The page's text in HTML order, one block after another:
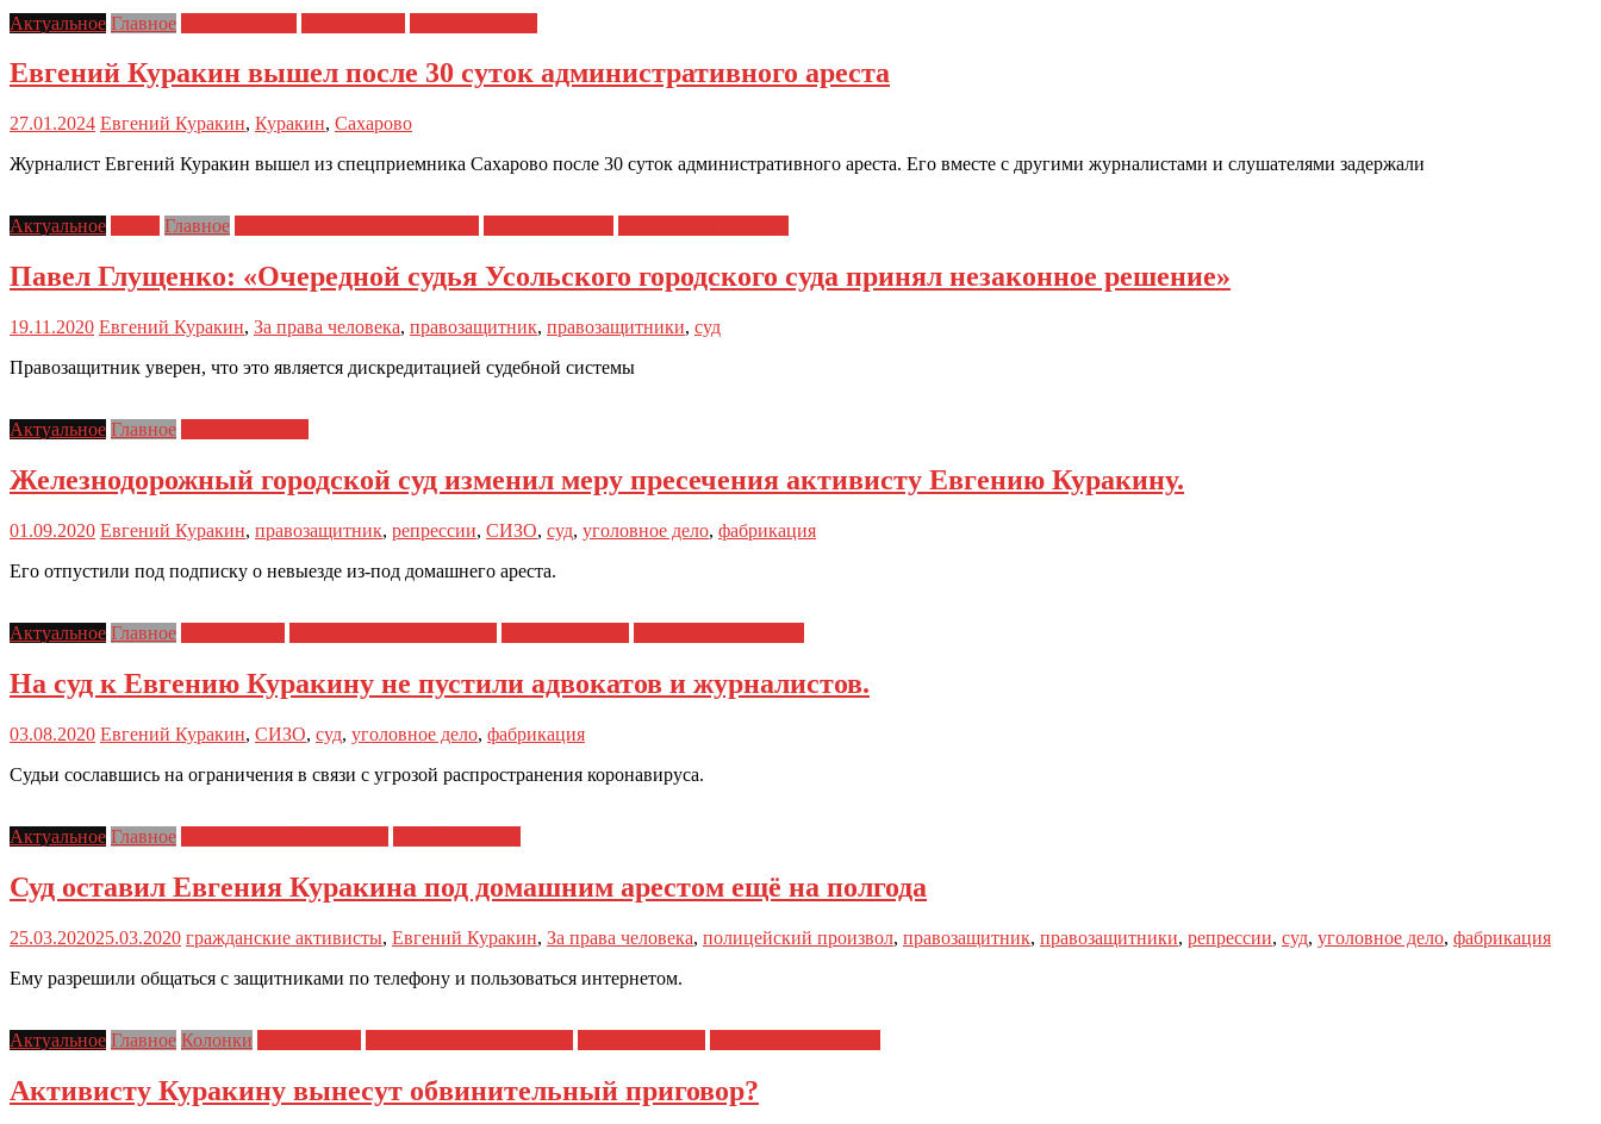
Актуальное Главное
Евгений Куракин вышел после 30 суток административного ареста
27.01.2024 Евгений Куракин, Куракин, Сахарово
Журналист Евгений Куракин вышел из спецприемника Сахарово после 30 суток административного ареста. Его вместе с другими журналистами и слушателями задержали
Актуальное Главное
Павел Глущенко: «Очередной судья Усольского городского суда принял незаконное решение»
19.11.2020 Евгений Куракин, За права человека, правозащитник, правозащитники, суд
Правозащитник уверен, что это является дискредитацией судебной системы
Актуальное Главное
Железнодорожный городской суд изменил меру пресечения активисту Евгению Куракину.
01.09.2020 Евгений Куракин, правозащитник, репрессии, СИЗО, суд, уголовное дело, фабрикация
Его отпустили под подписку о невыезде из-под домашнего ареста.
Актуальное Главное
На суд к Евгению Куракину не пустили адвокатов и журналистов.
03.08.2020 Евгений Куракин, СИЗО, суд, уголовное дело, фабрикация
Судьи сославшись на ограничения в связи с угрозой распространения коронавируса.
Актуальное Главное
Суд оставил Евгения Куракина под домашним арестом ещё на полгода
25.03.202025.03.2020 гражданские активисты, Евгений Куракин, За права человека, полицейский произвол, правозащитник, правозащитники, репрессии, суд, уголовное дело, фабрикация
Ему разрешили общаться с защитниками по телефону и пользоваться интернетом.
Актуальное Главное Колонки
Активисту Куракину вынесут обвинительный приговор?